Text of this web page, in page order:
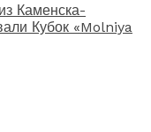
Каменска-
Кубок «Molniya